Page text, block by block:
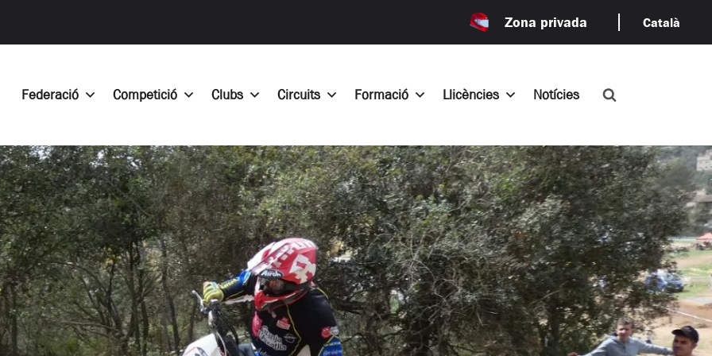
Zona privada Català
Federació Competició Clubs Circuits Formació Llicències Notícies